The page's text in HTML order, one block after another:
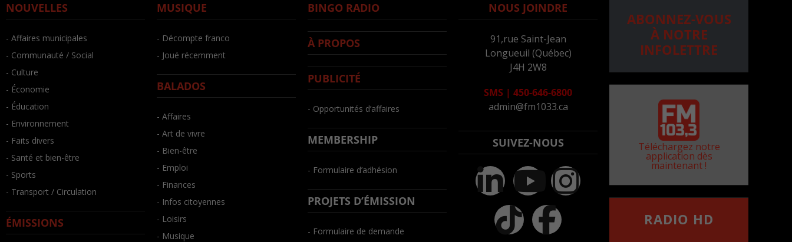
NOUVELLES
- Affaires municipales
- Communauté / Social
- Culture
- Économie
- Éducation
- Environnement
- Faits divers
- Santé et bien-être
- Sports
- Transport / Circulation
ÉMISSIONS
MUSIQUE
- Décompte franco
- Joué récemment
BALADOS
- Affaires
- Art de vivre
- Bien-être
- Emploi
- Finances
- Infos citoyennes
- Loisirs
- Musique
BINGO RADIO
À PROPOS
PUBLICITÉ
- Opportunités d’affaires
MEMBERSHIP
- Formulaire d’adhésion
PROJETS D’ÉMISSION
- Formulaire de demande
NOUS JOINDRE
91,rue Saint-Jean
Longueuil (Québec)
J4H 2W8
SMS | 450-646-6800
admin@fm1033.ca
SUIVEZ-NOUS
ABONNEZ-VOUS
À NOTRE
INFOLETTRE
Téléchargez notre
application dès
maintenant !
RADIO HD